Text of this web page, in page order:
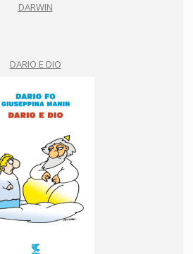
DARWIN
DARIO E DIO